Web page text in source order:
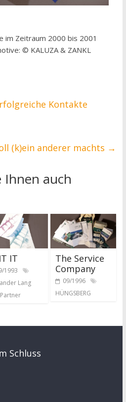
im Zeitraum 2000 bis 2001
© KALUZA & ZANKL
Kontakte
(k)ein anderer machts →
Ihnen auch
IT
1993
Lang
The Service
Company
09/1996
HÜNGSBERG
Schluss